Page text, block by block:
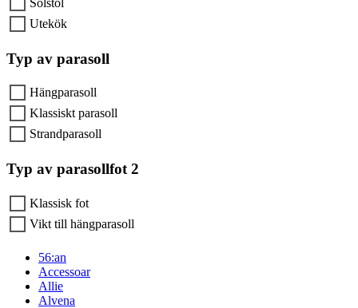
Utekök
Typ av parasoll
Hängparasoll
Klassiskt parasoll
Strandparasoll
Typ av parasollfot 2
Klassisk fot
Vikt till hängparasoll
56:an
Accessoar
Allie
Alvena